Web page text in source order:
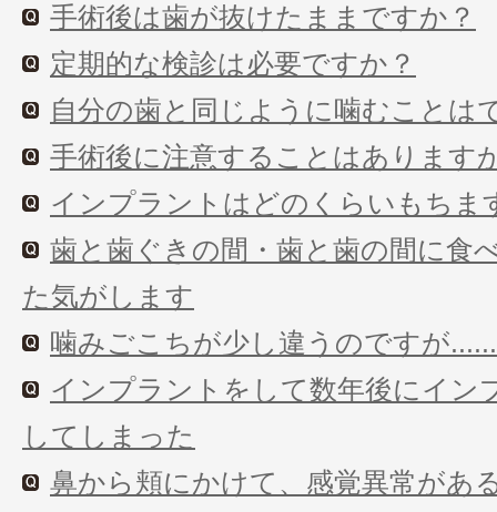
手術後は歯が抜けたままですか？
定期的な検診は必要ですか？
自分の歯と同じように噛むことは
手術後に注意することはあります
インプラントはどのくらいもちま
歯と歯ぐきの間・歯と歯の間に食
た気がします
噛みごこちが少し違うのですが......
インプラントをして数年後にイン
してしまった
鼻から頬にかけて、感覚異常があ